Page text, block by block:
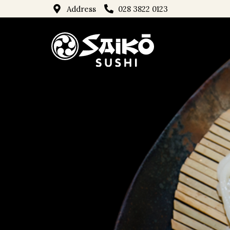
Address 028 3822 0123